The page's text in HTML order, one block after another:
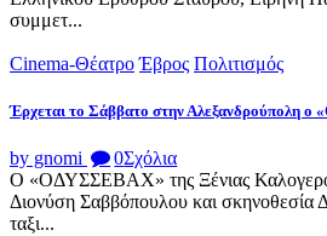
συμμετ...
Cinema-Θέατρο Έβρος Πολιτισμός
Έρχεται το Σάββατο στην Αλεξανδρούπολη ο
by gnomi 0Σχόλια
Ο «ΟΔΥΣΣΕΒΑΧ» της Ξένιας
Διονύση Σαββόπουλου και σκηνοθεσία
ταξι...